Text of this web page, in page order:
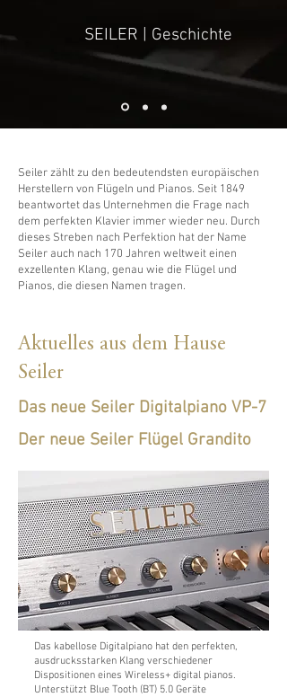
SEILER | Geschichte
Seiler zählt zu den bedeutendsten europäischen
Herstellern von Flügeln und Pianos. Seit 1849
beantwortet das Unternehmen die Frage nach
dem perfekten Klavier immer wieder neu. Durch
dieses Streben nach Perfektion hat der Name
Seiler auch nach 170 Jahren weltweit einen
exzellenten Klang, genau wie die Flügel und
Pianos, die diesen Namen tragen.
Aktuelles aus dem Hause
Seiler
Das neue Seiler Digitalpiano VP-7
Der neue Seiler Flügel Grandito
Das kabellose Digitalpiano hat den perfekten,
ausdrucksstarken Klang verschiedener
Dispositionen eines Wireless+ digital pianos.
Unterstützt Blue Tooth (BT) 5.0 Geräte